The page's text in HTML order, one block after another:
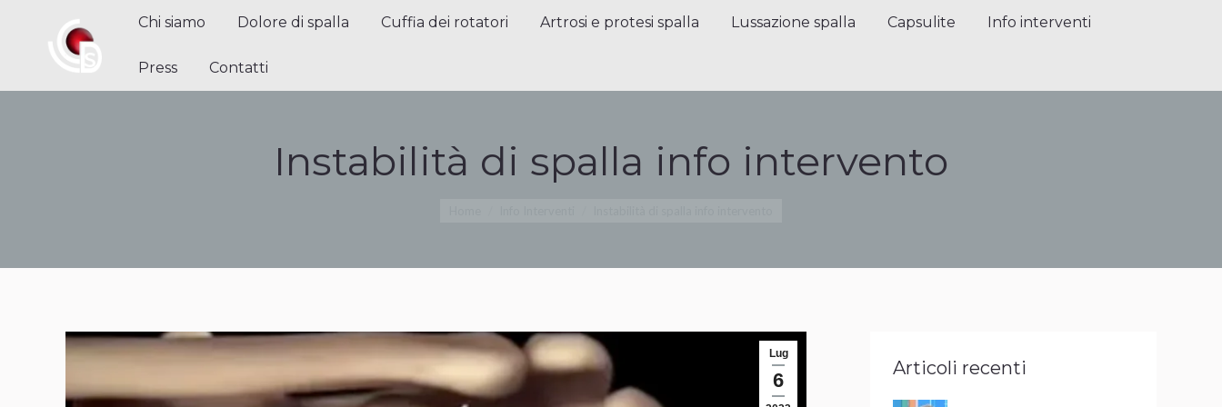
Chi siamo Dolore di spalla Cuffia dei rotatori Artrosi e protesi spalla Lussazione spalla Capsulite Info interventi
Press Contatti
Instabilità di spalla info intervento
Lug
6
Articoli recenti
Chi siamo Dolore di spalla Cuffia dei rotatori Artrosi e protesi spalla Lussazione spalla Capsulite Info interventi